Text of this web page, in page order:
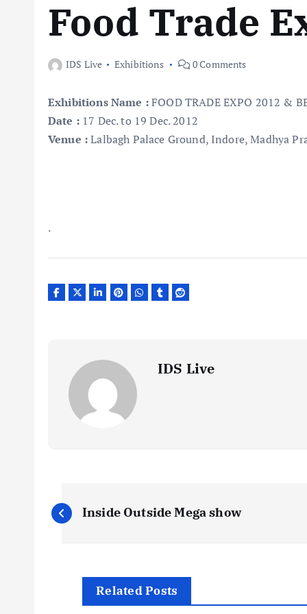
Food Trade
IDS Live Exhibitions 0 Comments
Exhibitions Name :FOOD TRADE EXPO 2012 &
Date : 17 Dec. to 19 Dec. 2012
Venue :Lalbagh Palace Ground, Indore, Madhya
.
IDS Live
P
Inside Outside Mega show
Related Posts